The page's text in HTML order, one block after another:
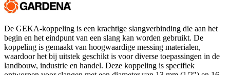
De GEKA-koppeling is een krachtige slangverbinding die aan het
begin en het eindpunt van een slang kan worden gebruikt. De
koppeling is gemaakt van hoogwaardige messing materialen,
waardoor het bij uitstek geschikt is voor diverse toepassingen in de
landbouw, industrie en handel. Deze koppeling is specifiek